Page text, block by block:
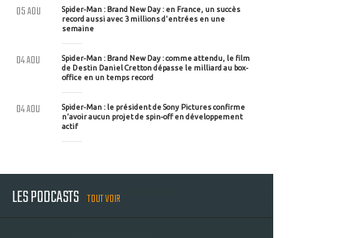
Spider-Man : Brand New Day : en France, un succès
record aussi avec 3 millions d'entrées en une
semaine
05 AOU
Spider-Man : Brand New Day : comme attendu, le film
de Destin Daniel Cretton dépasse le milliard au box-
office en un temps record
04 AOU
Spider-Man : le président de Sony Pictures confirme
n'avoir aucun projet de spin-off en développement
actif
04 AOU
LES PODCASTS TOUT VOIR